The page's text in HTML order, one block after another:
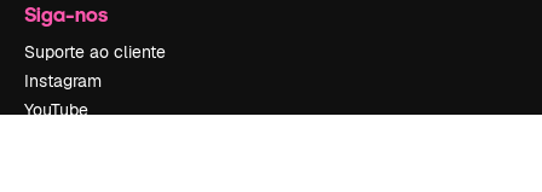
Siga-nos
Suporte ao cliente
Instagram
YouTube